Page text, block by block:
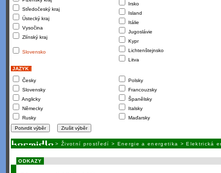
Středočeský kraj
Ústecký kraj
Vysočina
Zlínský kraj
Slovensko
Irsko
Island
Itálie
Jugoslávie
Kypr
Lichtenštejnsko
Litva
JAZYK :
Česky
Slovensky
Anglicky
Německy
Rusky
Polsky
Francouzsky
Španělsky
Italsky
Maďarsky
> Životní prostředí > Energie a energetika >Elektrická
ODKAZY